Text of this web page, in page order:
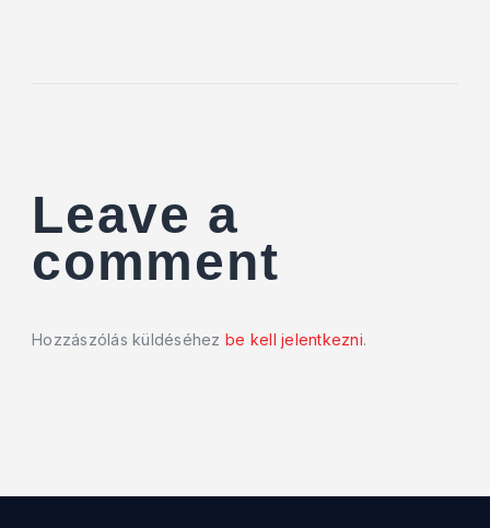
Leave a
comment
Hozzászólás küldéséhez be kell jelentkezni.